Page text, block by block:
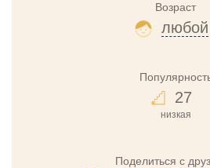
Возраст
любой
27
низкая
Поделиться с